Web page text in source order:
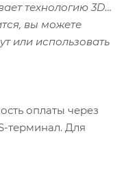
технологию 3D-
вы можете
или использовать
оплаты через
терминал. Для